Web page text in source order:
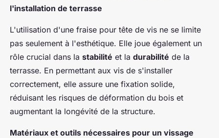
l'installation de terrasse
L'utilisation d'une fraise pour tête de vis ne se limite
pas seulement à l'esthétique. Elle joue également un
rôle crucial dans la stabilité et la durabilité de la
terrasse. En permettant aux vis de s'installer
correctement, elle assure une fixation solide,
réduisant les risques de déformation du bois et
augmentant la longévité de la structure.
Matériaux et outils nécessaires pour un vissage